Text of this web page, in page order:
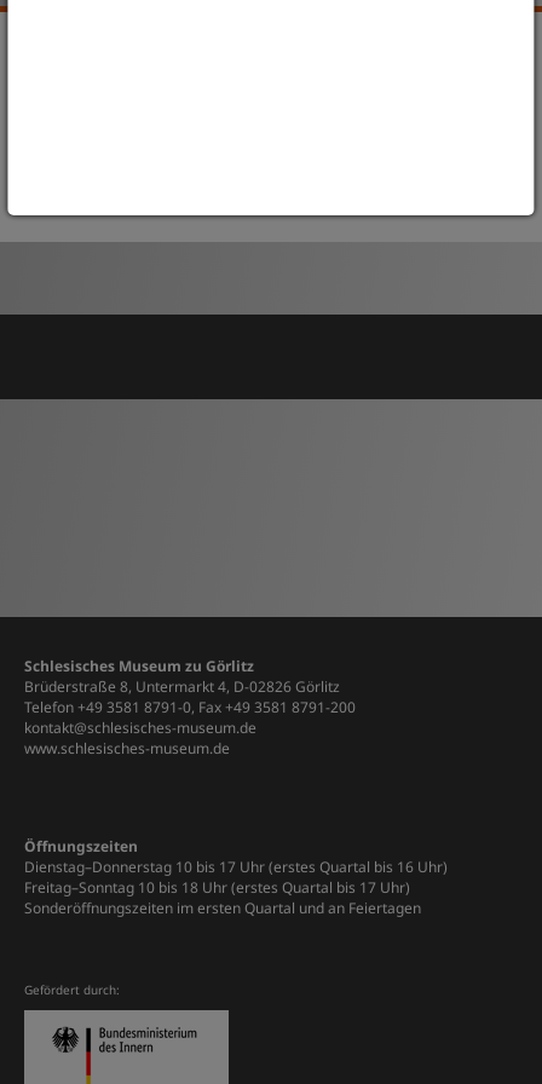
Schlesisches Museum zu Görlitz
Brüderstraße 8, Untermarkt 4, D-02826 Görlitz
Telefon +49 3581 8791-0, Fax +49 3581 8791-200
kontakt@schlesisches-museum.de
www.schlesisches-museum.de
Öffnungszeiten
Dienstag–Donnerstag 10 bis 17 Uhr (erstes Quartal bis 16 Uhr)
Freitag–Sonntag 10 bis 18 Uhr (erstes Quartal bis 17 Uhr)
Sonderöffnungszeiten im ersten Quartal und an Feiertagen
Gefördert durch: